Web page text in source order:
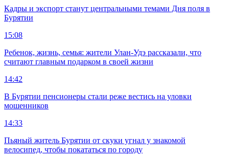
Кадры и экспорт станут центральными темами Дня поля в
Бурятии
15:08
Ребенок, жизнь, семья: жители Улан-Удэ рассказали, что
считают главным подарком в своей жизни
14:42
В Бурятии пенсионеры стали реже вестись на уловки
мошенников
14:33
Пьяный житель Бурятии от скуки угнал у знакомой
велосипед, чтобы покататься по городу